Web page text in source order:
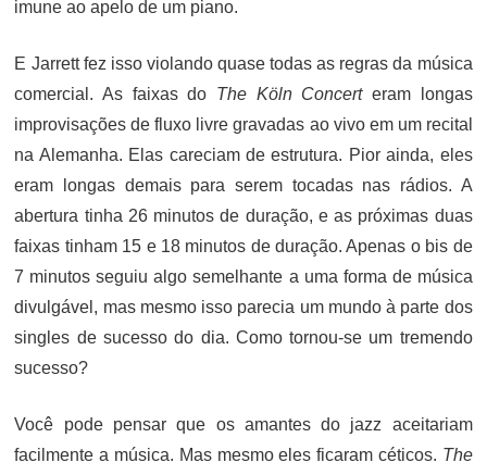
imune ao apelo de um piano.
E Jarrett fez isso violando quase todas as regras da música
comercial. As faixas do The Köln Concerteram longas
improvisações de fluxo livre gravadas ao vivo em um recital
na Alemanha. Elas careciam de estrutura. Pior ainda, eles
eram longas demais para serem tocadas nas rádios. A
abertura tinha 26 minutos de duração, e as próximas duas
faixas tinham 15 e 18 minutos de duração. Apenas o bis de
7 minutos seguiu algo semelhante a uma forma de música
divulgável, mas mesmo isso parecia um mundo à parte dos
singles de sucesso do dia. Como tornou-se um tremendo
sucesso?
Você pode pensar que os amantes do jazz aceitariam
facilmente a música. Mas mesmo eles ficaram céticos. The